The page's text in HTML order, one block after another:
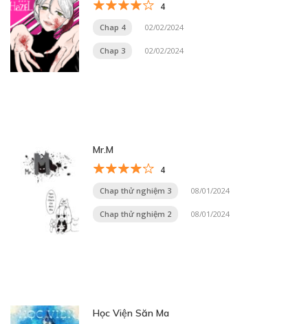
4
Chap 4 02/02/2024
Chap 3 02/02/2024
Mr.M
4
Chap thử nghiệm 3 08/01/2024
Chap thử nghiệm 2 08/01/2024
Học Viện Săn Ma